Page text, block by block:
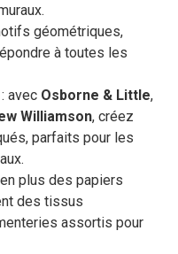
géométriques,
à toutes les
: avec Osborne & Little,
Williamson, créez
parfaits pour les
plus des papiers
des tissus
assortis pour